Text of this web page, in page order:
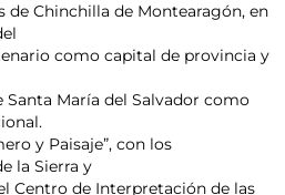
de Chinchilla de Montearagón, en
como capital de provincia y
Santa María del Salvador como
y Paisaje”, con los
la Sierra y
Centro de Interpretación de las